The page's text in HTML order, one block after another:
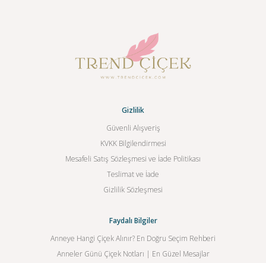
Gizlilik
Güvenli Alışveriş
KVKK Bilgilendirmesi
Mesafeli Satış Sözleşmesi ve İade Politikası
Teslimat ve İade
Gizlilik Sözleşmesi
Faydalı Bilgiler
Anneye Hangi Çiçek Alınır? En Doğru Seçim Rehberi
Anneler Günü Çiçek Notları | En Güzel Mesajlar